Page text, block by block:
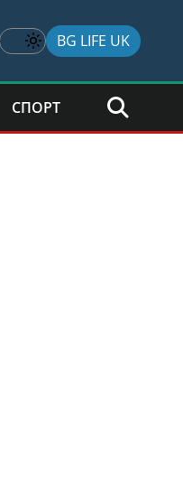
BG LIFE UK
СПОРТ